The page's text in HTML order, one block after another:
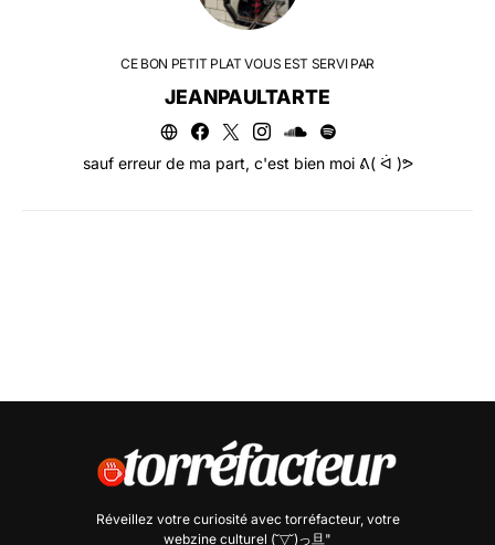
CE BON PETIT PLAT VOUS EST SERVI PAR
JEANPAULTARTE
sauf erreur de ma part, c'est bien moi ᕕ( ᐛ )ᕗ
Réveillez votre curiosité avec torréfacteur, votre
webzine culturel (˘▽˘)っ旦"